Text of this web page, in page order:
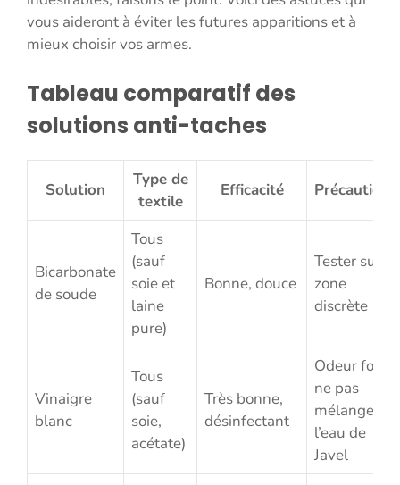
vous aideront à éviter les futures apparitions et à
mieux choisir vos armes.
Tableau comparatif des
solutions anti-taches
Solution
Type de
textile
Efficacité Précautions
Bicarbonate
de soude
Tous
(sauf
soie et
laine
pure)
Bonne, douce
Tester sur
zone
discrète
Vinaigre
blanc
Tous
(sauf
soie,
acétate)
Très bonne,
désinfectant
Odeur forte,
ne pas
mélanger à
l’eau de
Javel